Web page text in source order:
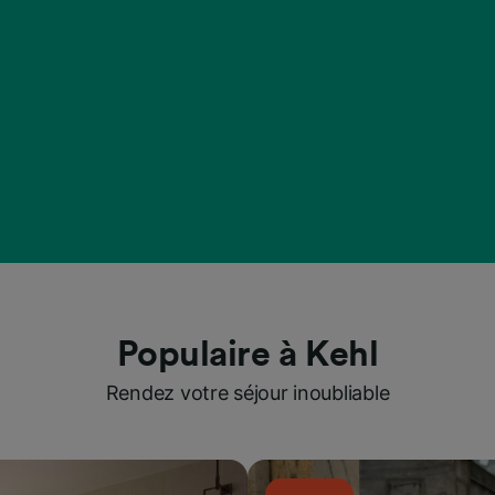
Populaire à Kehl
Rendez votre séjour inoubliable